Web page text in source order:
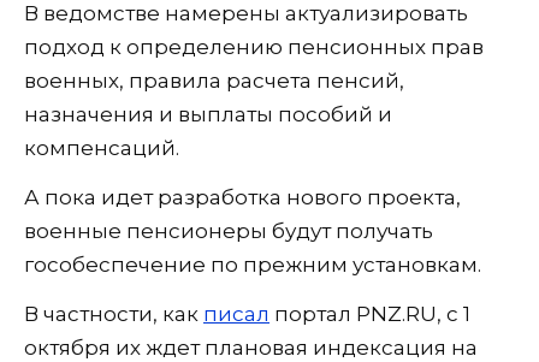
В ведомстве намерены актуализировать
подход к определению пенсионных прав
военных, правила расчета пенсий,
назначения и выплаты пособий и
компенсаций.
А пока идет разработка нового проекта,
военные пенсионеры будут получать
гособеспечение по прежним установкам.
В частности, как писал портал PNZ.RU, с 1
октября их ждет плановая индексация на